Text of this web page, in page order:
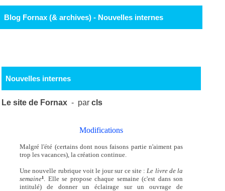
Blog Fornax (& archives) - Nouvelles internes
Nouvelles internes
Le site de Fornax - parcls
Modifications
Malgré l'été (certains dont nous faisons partie n'aiment pas
trop les vacances), la création continue.
Une nouvelle rubrique voit le jour sur ce site : Le livre de la
semaine1
. Elle se propose chaque semaine (c'est dans son
intitulé) de donner un éclairage sur un ouvrage de